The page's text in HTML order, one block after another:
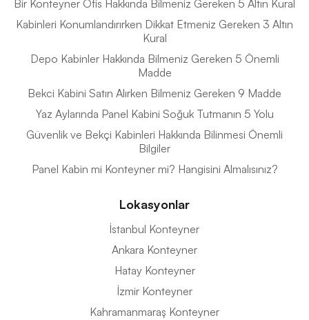
Bir Konteyner Ofis Hakkında Bilmeniz Gereken 5 Altın Kural
Kabinleri Konumlandırırken Dikkat Etmeniz Gereken 3 Altın
Kural
Depo Kabinler Hakkında Bilmeniz Gereken 5 Önemli
Madde
Bekci Kabini Satın Alırken Bilmeniz Gereken 9 Madde
Yaz Aylarında Panel Kabini Soğuk Tutmanın 5 Yolu
Güvenlik ve Bekçi Kabinleri Hakkında Bilinmesi Önemli
Bilgiler
Panel Kabin mi Konteyner mi? Hangisini Almalısınız?
Lokasyonlar
İstanbul Konteyner
Ankara Konteyner
Hatay Konteyner
İzmir Konteyner
Kahramanmaraş Konteyner